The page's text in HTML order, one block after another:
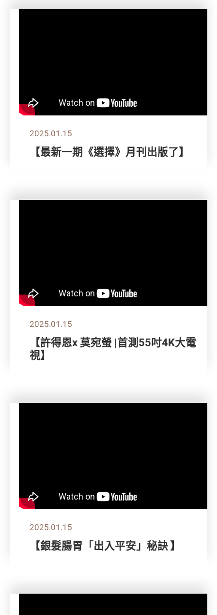
2025.01.15
【最新一期《選擇》月刊出版了】
2025.01.15
【許得恩x 莫宛螢 |首測55吋4K大電
視】
2025.01.15
【銀髮腸胃「出入平安」秘訣 】